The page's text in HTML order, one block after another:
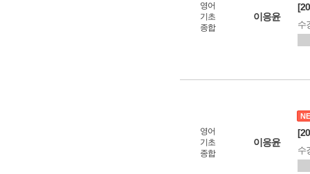
영어
기초
종합
이응윤
수
영어
기초
종합
이응윤
수